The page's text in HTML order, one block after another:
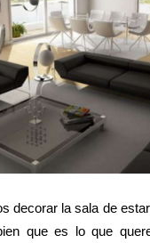
decorar la sala de
que es lo que